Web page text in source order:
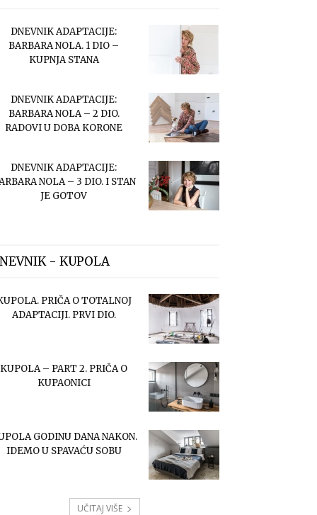
DNEVNIK ADAPTACIJE:
BARBARA NOLA. 1 DIO –
KUPNJA STANA
DNEVNIK ADAPTACIJE:
BARBARA NOLA – 2 DIO.
RADOVI U DOBA KORONE
DNEVNIK ADAPTACIJE:
NOLA – 3 DIO. I STAN
JE GOTOV
- KUPOLA
PRIČA O TOTALNOJ
ADAPTACIJI. PRVI DIO.
KUPOLA – PART 2. PRIČA O
KUPAONICI
GODINU DANA NAKON.
IDEMO U SPAVAĆU SOBU
UČITAJ VIŠE